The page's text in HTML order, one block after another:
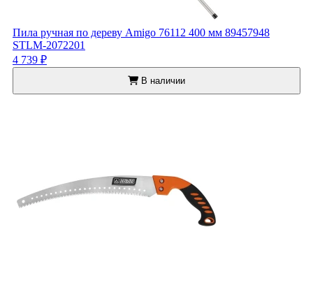
Пила ручная по дереву Amigo 76112 400 мм 89457948
STLM-2072201
4 739 ₽
В наличии